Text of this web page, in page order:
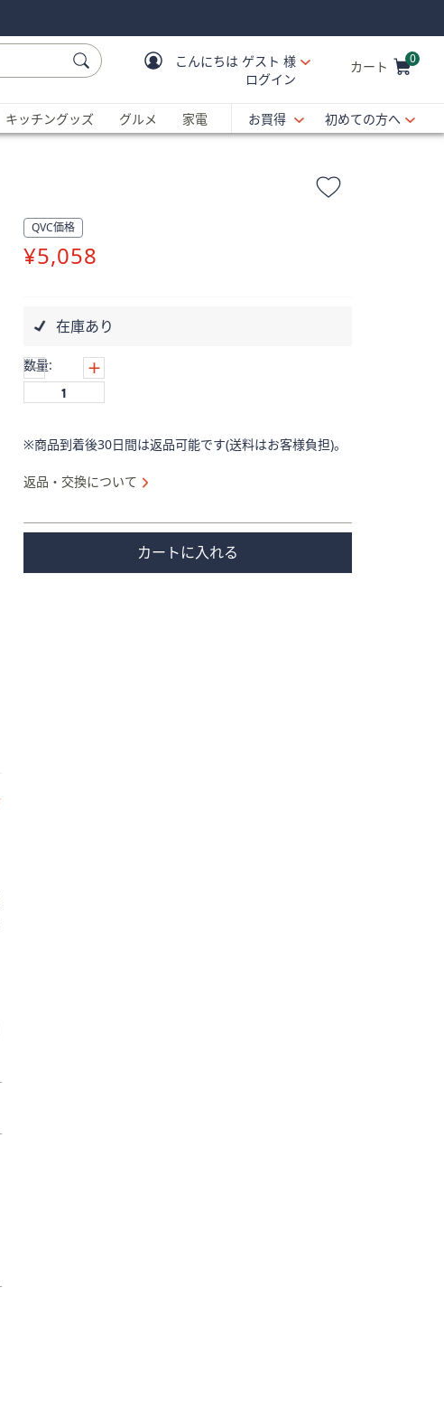
こんにちは ゲスト 様
ログイン
カート 0
キッチングッズ グルメ 家電 お買得 初めての方へ
QVC価格
削
¥5,058
在庫あり
数量:
※商品到着後30日間は返品可能です(送料はお客様負担)。
返品・交換について
カートに入れる